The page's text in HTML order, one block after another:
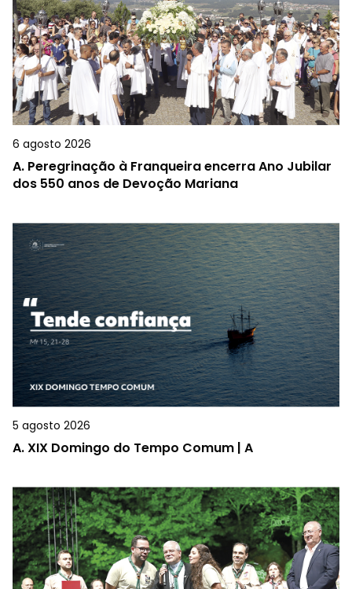
6 agosto 2026
A. Peregrinação à Franqueira encerra Ano Jubilar
dos 550 anos de Devoção Mariana
5 agosto 2026
A.XIX Domingo do Tempo Comum | A